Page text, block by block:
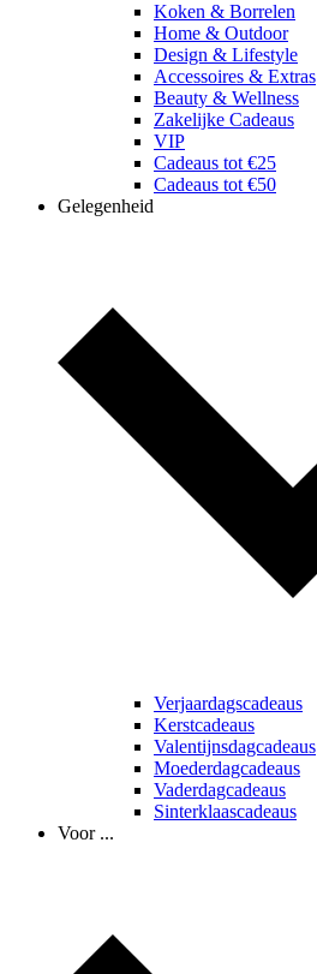
Koken & Borrelen
Home & Outdoor
Design & Lifestyle
Accessoires & Extras
Beauty & Wellness
Zakelijke Cadeaus
VIP
Cadeaus tot €25
Cadeaus tot €50
Gelegenheid
Verjaardagscadeaus
Kerstcadeaus
Valentijnsdagcadeaus
Moederdagcadeaus
Vaderdagcadeaus
Sinterklaascadeaus
Voor ...